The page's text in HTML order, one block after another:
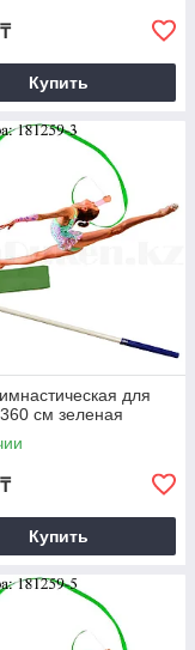
₸
Купить
для
см зеленая
₸
Купить